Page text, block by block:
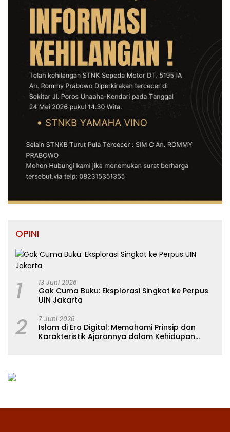
OPINI
1 13 Juni 2026
Gak Cuma Buku: Eksplorasi Singkat ke Perpus
UIN Jakarta
2 7 Juni 2026
Islam di Era Digital: Memahami Prinsip dan
Karakteristik Ajarannya dalam Kehidupan